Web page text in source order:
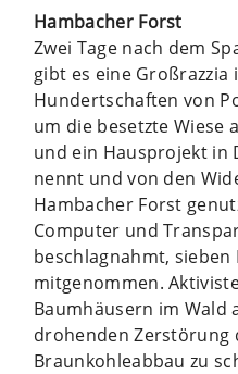
Hambacher Forst
Zwei Tage nach dem
gibt es eine Großrazzia
Hundertschaften von
um die besetzte Wiese
und ein Hausprojekt in
nennt und von den
Hambacher Forst
Computer und
beschlagnahmt,
mitgenommen.
Baumhäusern im Wald
drohenden Zerstörung
Braunkohleabbau zu